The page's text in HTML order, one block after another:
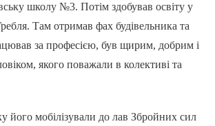
школу №3. Потім здобував освіту у
Там отримав фах будівельника та
за професією, був щирим, добрим і
якого поважали в колективі та
його мобілізували до лав Збройних сил